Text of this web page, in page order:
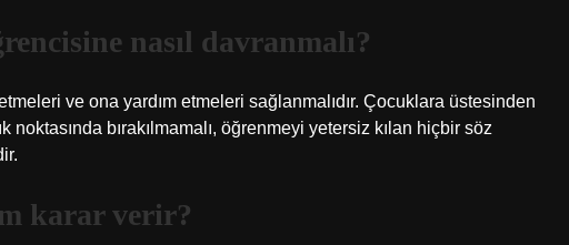
nasıl davranmalı?
ve ona yardım etmeleri sağlanmalıdır. Çocuklara üstesinden
bırakılmamalı, öğrenmeyi yetersiz kılan hiçbir söz
karar verir?